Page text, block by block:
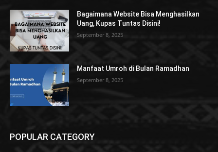
Bagaimana Website Bisa Menghasilkan
Uang, Kupas Tuntas Disini!
September 8, 2025
Manfaat Umroh di Bulan Ramadhan
September 8, 2025
POPULAR CATEGORY